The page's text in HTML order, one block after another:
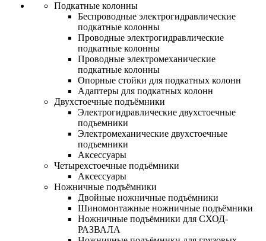
Подкатные колонны
Беспроводные электрогидравлические
подкатные колонны
Проводные электрогидравлические
подкатные колонны
Проводные электромеханические
подкатные колонны
Опорные стойки для подкатных колонн
Адаптеры для подкатных колонн
Двухстоечные подъёмники
Электрогидравлические двухстоечные
подъемники
Электромеханические двухстоечные
подъемники
Аксессуары
Четырехстоечные подъёмники
Аксессуары
Ножничные подъёмники
Двойные ножничные подъёмники
Шиномонтажные ножничные подъёмники
Ножничные подъёмники для СХОД-
РАЗВАЛА